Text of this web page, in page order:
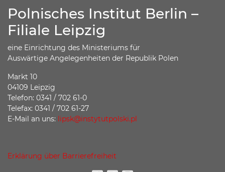
Polnisches Institut Berlin –
Filiale Leipzig
eine Einrichtung des Ministeriums für
Auswärtige Angelegenheiten der Republik Polen
Markt 10
04109 Leipzig
Telefon: 0341 / 702 61-0
Telefax: 0341 / 702 61-27
E-Mail an uns: lipsk@instytutpolski.pl
Erklärung über Barrierefreiheit